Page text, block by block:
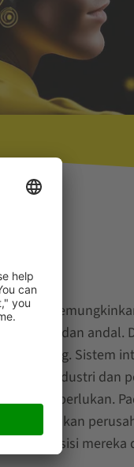
cepat dan andal.
penting. Sistem
industri dan
yang diperlukan.
posisi mereka